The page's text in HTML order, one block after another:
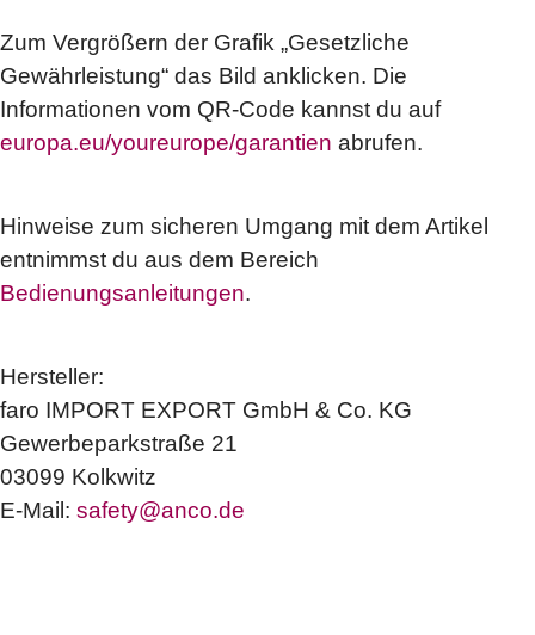
Zum Vergrößern der Grafik „Gesetzliche
Gewährleistung“ das Bild anklicken. Die
Informationen vom QR-Code kannst du auf
europa.eu/youreurope/garantien abrufen.
Hinweise zum sicheren Umgang mit dem Artikel
entnimmst du aus dem Bereich
Bedienungsanleitungen.
Hersteller:
faro IMPORT EXPORT GmbH & Co. KG
Gewerbeparkstraße 21
03099 Kolkwitz
E-Mail: safety@anco.de